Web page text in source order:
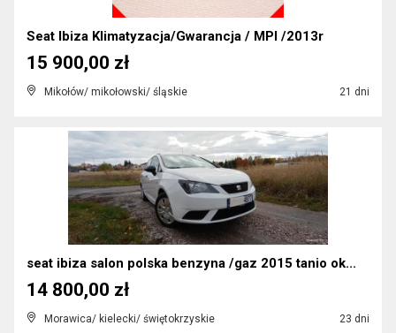
Seat Ibiza Klimatyzacja/Gwarancja / MPI /2013r
Mikołów/ mikołowski/ śląskie 21 dni
15 900,00 zł
seat ibiza salon polska benzyna /gaz 2015 tanio ok...
Morawica/ kielecki/ świętokrzyskie 23 dni
14 800,00 zł